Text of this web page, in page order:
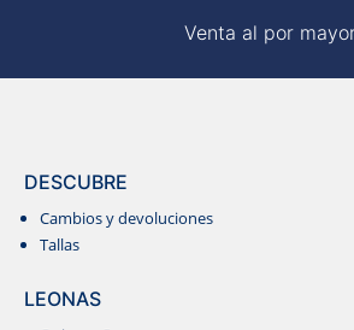
Venta al por
DESCUBRE
Cambios y devoluciones
Tallas
LEONAS